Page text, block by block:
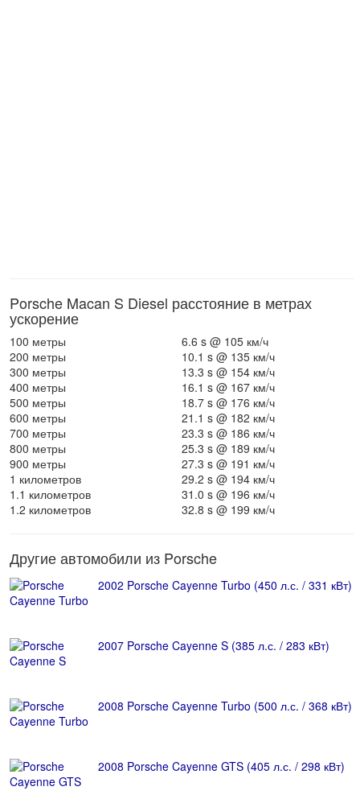
Porsche Macan S Diesel расстояние в метрах
ускорение
100 метры
6.6 s @ 105 км/ч
200 метры
10.1 s @ 135 км/ч
300 метры
13.3 s @ 154 км/ч
400 метры
16.1 s @ 167 км/ч
500 метры
18.7 s @ 176 км/ч
600 метры
21.1 s @ 182 км/ч
700 метры
23.3 s @ 186 км/ч
800 метры
25.3 s @ 189 км/ч
900 метры
27.3 s @ 191 км/ч
1 километров
29.2 s @ 194 км/ч
1.1 километров
31.0 s @ 196 км/ч
1.2 километров
32.8 s @ 199 км/ч
Другие автомобили из Porsche
2002 Porsche Cayenne Turbo (450 л.с. / 331 кВт)
2007 Porsche Cayenne S (385 л.с. / 283 кВт)
2008 Porsche Cayenne Turbo (500 л.с. / 368 кВт)
2008 Porsche Cayenne GTS (405 л.с. / 298 кВт)